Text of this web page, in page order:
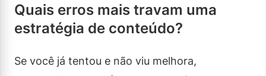
Quais erros mais travam uma
estratégia de conteúdo?
Se você já tentou e não viu melhora,